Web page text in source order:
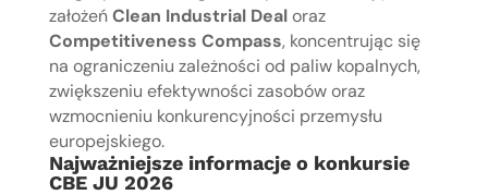
założeńClean Industrial Dealoraz
Competitiveness Compass, koncentrując się
na ograniczeniu zależności od paliw kopalnych,
zwiększeniu efektywności zasobów oraz
wzmocnieniu konkurencyjności przemysłu
europejskiego.
Najważniejsze informacje o konkursie
CBE JU 2026